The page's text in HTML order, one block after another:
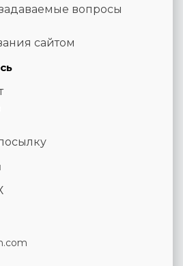
вопросы
сайтом